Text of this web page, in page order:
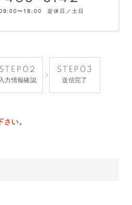
09:00〜18:00 定休日／土日
入力情報確認 送信完了
い。